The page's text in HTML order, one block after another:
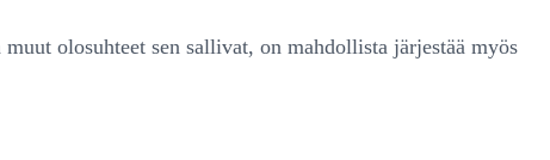
olosuhteet sen sallivat, on mahdollista järjestää myös